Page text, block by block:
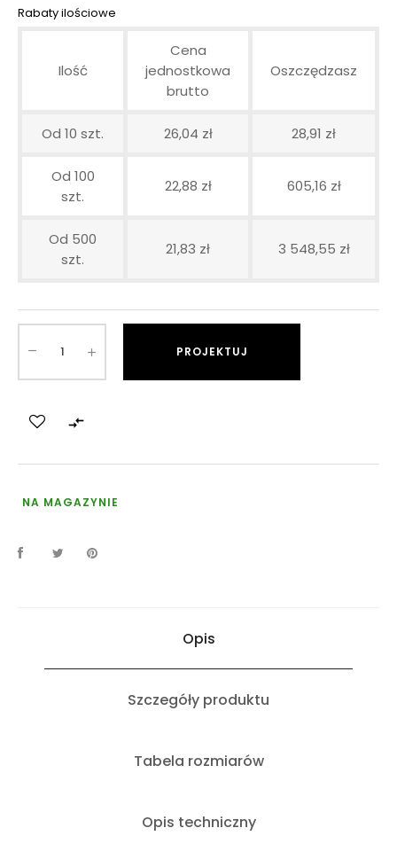
Rabaty ilościowe
Ilość
Cena
jednostkowa
brutto
Oszczędzasz
Od 10 szt. 26,04 zł 28,91 zł
Od 100
szt.
22,88 zł 605,16 zł
Od 500
szt.
21,83 zł 3 548,55 zł
PROJEKTUJ

NA MAGAZYNIE
Opis
Szczegóły produktu
Tabela rozmiarów
Opis techniczny